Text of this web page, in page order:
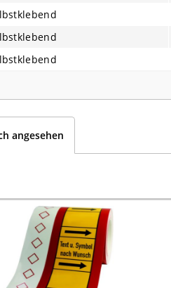
angesehen